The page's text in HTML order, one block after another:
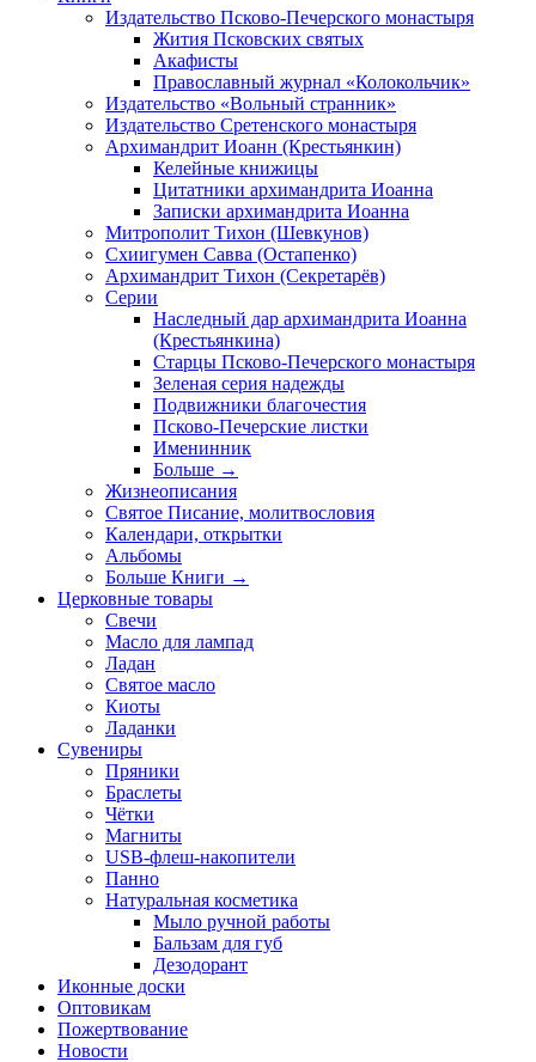
Издательство Псково-Печерского монастыря
Жития Псковских святых
Акафисты
Православный журнал «Колокольчик»
Издательство «Вольный странник»
Издательство Сретенского монастыря
Архимандрит Иоанн (Крестьянкин)
Келейные книжицы
Цитатники архимандрита Иоанна
Записки архимандрита Иоанна
Митрополит Тихон (Шевкунов)
Схиигумен Савва (Остапенко)
Архимандрит Тихон (Секретарёв)
Серии
Наследный дар архимандрита Иоанна
(Крестьянкина)
Старцы Псково-Печерского монастыря
Зеленая серия надежды
Подвижники благочестия
Псково-Печерские листки
Именинник
Больше →
Жизнеописания
Святое Писание, молитвословия
Календари, открытки
Альбомы
Больше Книги →
Церковные товары
Свечи
Масло для лампад
Ладан
Святое масло
Киоты
Ладанки
Сувениры
Пряники
Браслеты
Чётки
Магниты
USB-флеш-накопители
Панно
Натуральная косметика
Мыло ручной работы
Бальзам для губ
Дезодорант
Иконные доски
Оптовикам
Пожертвование
Новости